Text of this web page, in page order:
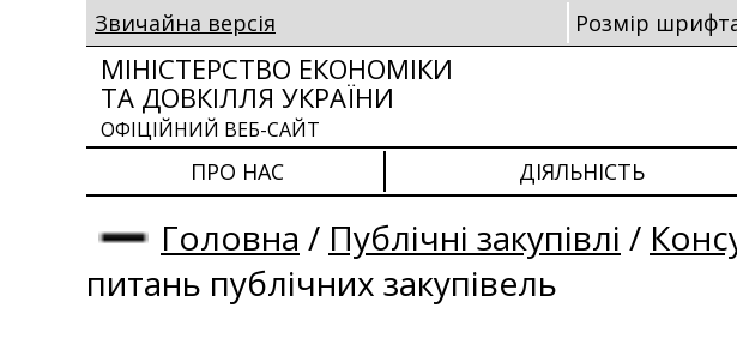
Звичайна версія Розмір
МІНІСТЕРСТВО ЕКОНОМІКИ
ТА ДОВКІЛЛЯ УКРАЇНИ
ОФІЦІЙНИЙ ВЕБ-САЙТ
ПРО НАС ДІЯЛЬНІСТЬ
Головна / Публічні закупівлі /
питань публічних закупівель